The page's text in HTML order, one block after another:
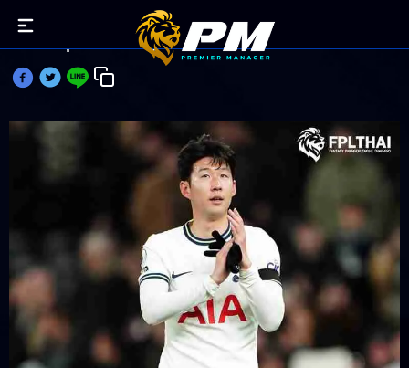
ดาวยิงรุ่นพี่ชม ซน ซูเปอร์ซับพาไก่ทะยานท็อปโฟร์